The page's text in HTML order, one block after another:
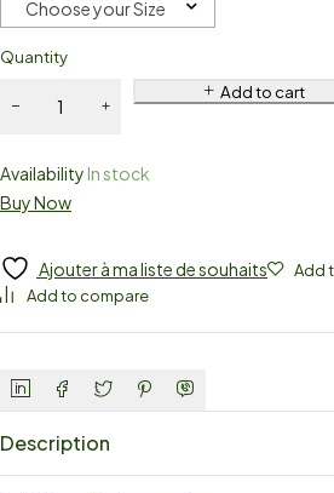
Choose your Size
Quantity
Add to cart
AvailabilityIn stock
Buy Now
Ajouter à ma liste de souhaits
Add
Add to compare
Description